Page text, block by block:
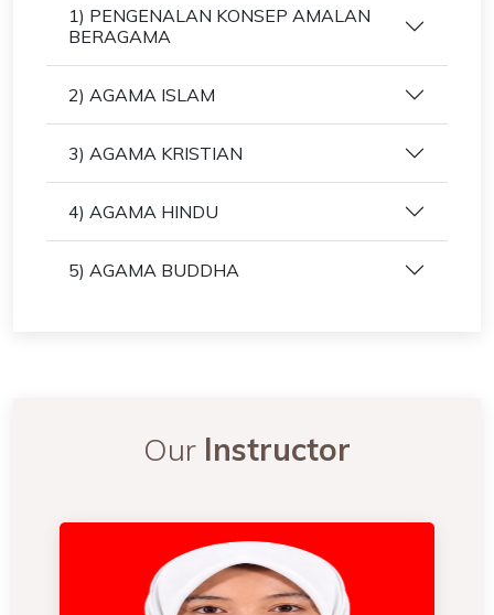
1) PENGENALAN KONSEP AMALAN
BERAGAMA
2) AGAMA ISLAM
3) AGAMA KRISTIAN
4) AGAMA HINDU
5) AGAMA BUDDHA
Our Instructor